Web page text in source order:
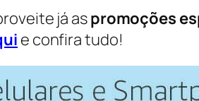
já aspromoções
e confira tudo!